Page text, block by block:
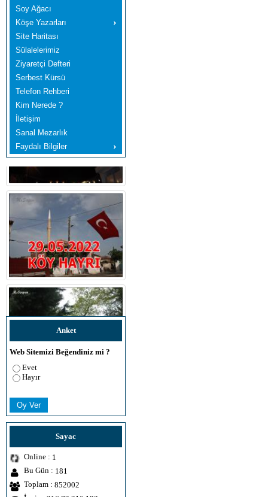
Soy Ağacı
Köşe Yazarları
Site Haritası
Sülalelerimiz
Ziyaretçi Defteri
Serbest Kürsü
Telefon Rehberi
Kim Nerede ?
İletişim
Sanal Mezarlık
Faydalı Bilgiler
Anket
Web Sitemizi Beğendiniz mi ?
Evet
Hayır
Sayac
Online : 1
Bu Gün : 181
Toplam : 852002